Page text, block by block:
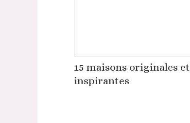
15 maisons originales et
inspirantes